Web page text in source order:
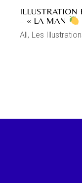
ILLUSTRATION
– « LA MAN
All Les